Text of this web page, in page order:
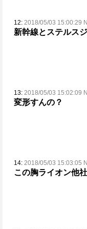
12: 2018/05/03 15:00:29
新幹線とステルス
13: 2018/05/03 15:02:09
変形すんの？
14: 2018/05/03 15:03:05
この胸ライオン他